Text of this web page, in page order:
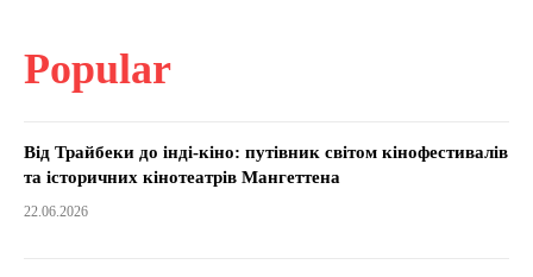
Popular
Від Трайбеки до інді-кіно: путівник світом кінофестивалів
та історичних кінотеатрів Мангеттена
22.06.2026